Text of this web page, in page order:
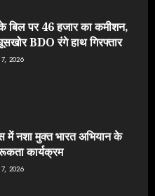
बिल पर 46 हजार का कमीशन,
BDO रंगे हाथ गिरफ्तार
2026
में नशा मुक्त भारत अभियान के
कार्यक्रम
2026